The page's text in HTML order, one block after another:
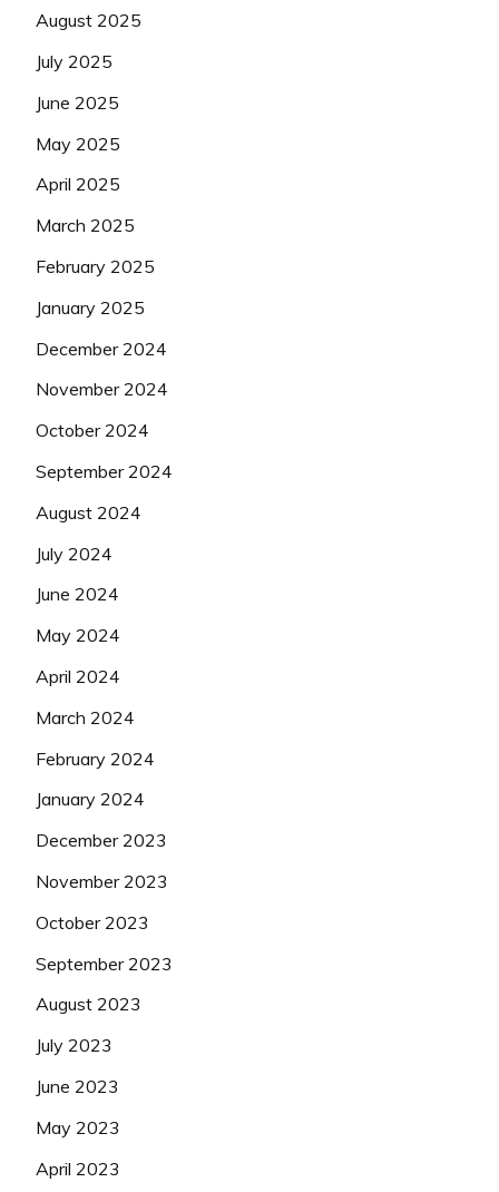
August 2025
July 2025
June 2025
May 2025
April 2025
March 2025
February 2025
January 2025
December 2024
November 2024
October 2024
September 2024
August 2024
July 2024
June 2024
May 2024
April 2024
March 2024
February 2024
January 2024
December 2023
November 2023
October 2023
September 2023
August 2023
July 2023
June 2023
May 2023
April 2023